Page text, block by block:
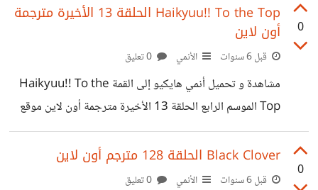
0
Haikyuu!! To the Top الحلقة 13 الأخيرة مترجمة
أون لاين
قبل 6 سنوات الأنمي
مشاهدة و تحميل أنمي هايكيو إلى القمة Haikyuu!! To the
Top الموسم الرابع الحلقة 13 الأخيرة مترجمة أون لاين موقع
تورنادو TORN3DO.
https://www.torn3do.com/2020/04/haikyuu-to-
top-13end.html
0
Black Clover الحلقة 128 مترجم أون لاين
قبل 6 سنوات الأنمي